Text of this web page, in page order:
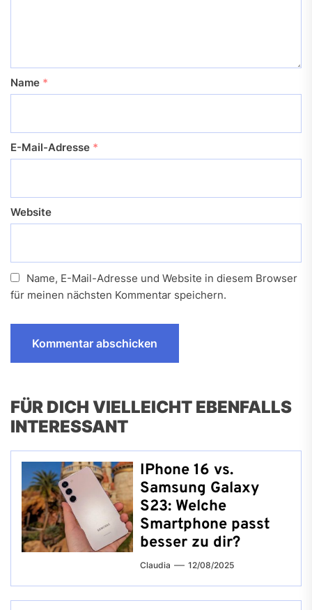
Name *
E-Mail-Adresse *
Website
Name, E-Mail-Adresse und Website in diesem Browser
für meinen nächsten Kommentar speichern.
FÜR DICH VIELLEICHT EBENFALLS
INTERESSANT
IPhone 16 vs.
Samsung Galaxy
S23: Welche
Smartphone passt
besser zu dir?
Claudia 12/08/2025